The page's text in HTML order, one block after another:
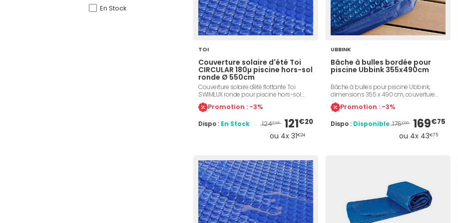
En Stock
TOI
Couverture solaire d'été Toi
CIRCULAR 180µ piscine hors-sol
ronde Ø 550cm
Couverture solaire d'été flottante Toi
SWIMLUX ronde pour piscine hors-sol
diamètre 5,5m. Couverture 180µ bleue,
traitement anti-UV. Protège votre piscine
impuretés. Permet de maintenir l'eau à
Promotion : -3%
Dispo : En Stock 124€95 121€20
ou 4x 31€24
UBBINK
Bâche à bulles bordée pour
piscine Ubbink 355x490cm
Bâche à bulles pour piscine Ubbink,
dimensions 355 x 490 cm, couverture
bleu en polyéthylène alvéolé, dimensions
extérieures de la piscine : 355 x 490 cm,
épaisseur de 400 microns, renfort bordé
sur la périmétrie de la bâche
Promotion : -3%
Dispo : Disponible 175€00 169€75
ou 4x 43€75